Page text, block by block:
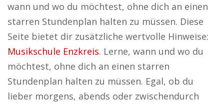
wann und wo du möchtest, ohne dich an einen
starren Stundenplan halten zu müssen. Diese
Seite bietet dir zusätzliche wertvolle Hinweise:
Musikschule Enzkreis. Lerne, wann und wo du
möchtest, ohne dich an einen starren
Stundenplan halten zu müssen. Egal, ob du
lieber morgens, abends oder zwischendurch